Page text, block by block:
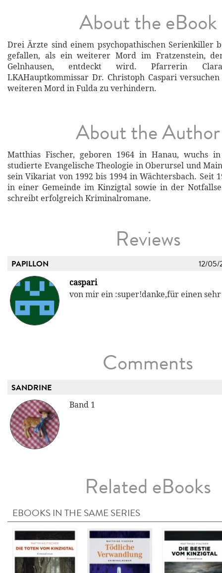
About the eBook
Drei Ärzte sind einem psychopathischen Serienkiller
gefallen, als ein weiterer Mord im Fratzenstein,
Gelnhausen, entdeckt wird. Pfarrerin
LKAHauptkommissar Dr. Christoph Caspari
weiteren Mord in Fulda zu verhindern.
About the Author
Matthias Fischer, geboren 1964 in Hanau, wuchs
studierte Evangelische Theologie in Oberursel und
sein Vikariat von 1992 bis 1994 in Wächtersbach. Seit
in einer Gemeinde im Kinzigtal sowie in der
schreibt erfolgreich Kriminalromane.
Reviews
PAPILLON 12/05/
caspari
von mir ein :super!danke,für einen
Comments
SANDRINE
Band 1
Related eBooks
EBOOKS IN THE SAME SERIES